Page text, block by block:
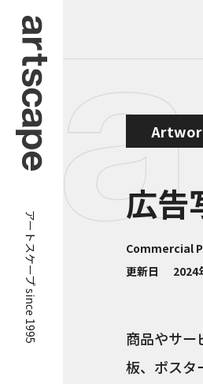
アートスケープ since 1995 広告
Commercial
更新日
2024
商品やサー
板、ポスタ